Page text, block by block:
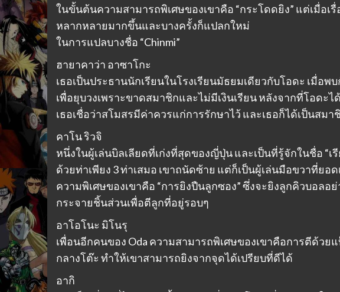
ในขั้นต้นความสามารถพิเศษของเขาคือ “กระโดดยิง” แต่เมื่อเ
หลากหลายมากขึ้นและบางครั้งก็แปลกใหม่
ในการแปลบางชื่อ “Chinmi”
ฮายาคาว่า อาซาโกะ
เธอเป็นประธานนักเรียนในโรงเรียนมัธยมเดียวกับโอดะ เมื่อ
เพื่อยุบวงเพราะขาดสมาชิกและไม่มีเงินเรียน หลังจากที่โอดะ
เธอเชื่อว่าสโมสรมีค่าควรแก่การรักษาไว้ และเธอก็ได้เป็นสมา
คาโน ริวจิ
หนึ่งในผู้เล่นบิลเลียดที่เก่งที่สุดของญี่ปุ่น และเป็นที่รู้จักในชื่อ “เ
ด้วยท่าเพียง 3 ท่าเสมอ เขาถนัดซ้าย แต่ก็เป็นผู้เล่นมือขวาที่ยอ
ความพิเศษของเขาคือ “การยิงปืนลูกซอง” ซึ่งจะยิงลูกคิวบอลอ
กระจายชิ้นส่วนเพื่อตีลูกที่อยู่รอบๆ
อาโอโนะ มิโนรุ
เพื่อนอีกคนของ Oda ความสามารถพิเศษของเขาคือการตีด้ว
กลางโต๊ะ ทำให้เขาสามารถยิงจากจุดได้เปรียบที่ดีได้
อากิ